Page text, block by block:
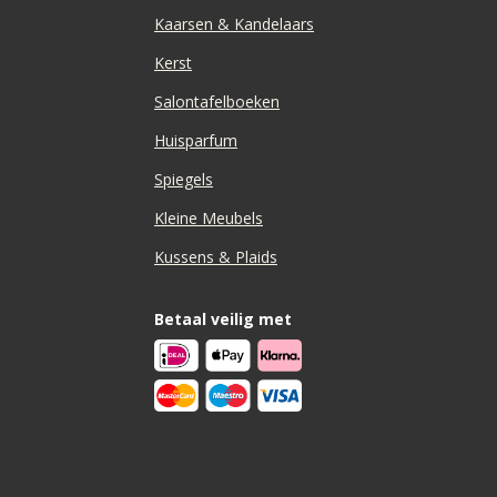
Kaarsen & Kandelaars
Kerst
Salontafelboeken
Huisparfum
Spiegels
Kleine Meubels
Kussens & Plaids
Betaal veilig met